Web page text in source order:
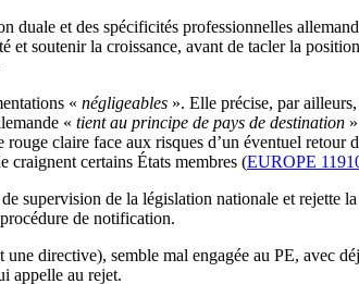
duale et des spécificités professionnelles
soutenir la croissance, avant de tacler la
« négligeables ». Elle précise, par
« tient au principe de pays de destination
claire face aux risques d’un éventuel
craignent certains États membres (EUROPE
supervision de la législation nationale et rejette
de notification.
directive), semble mal engagée au PE, avec
appelle au rejet.